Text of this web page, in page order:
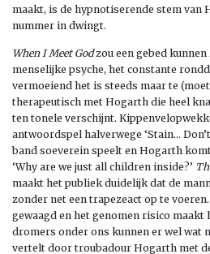
maakt, is de hypnotiserende stem van
nummer in dwingt.
When I Meet Godzou een gebed
menselijke psyche, het constante
vermoeiend het is steeds maar te
therapeutisch met Hogarth die heel
ten tonele verschijnt.
antwoordspel halverwege ‘Stain…
band soeverein speelt en Hogarth
‘Why are we just all children inside?’
maakt het publiek duidelijk dat de
zonder net een trapezeact op te
gewaagd en het genomen risico
dromers onder ons kunnen er wel wat
vertelt door troubadour Hogarth met